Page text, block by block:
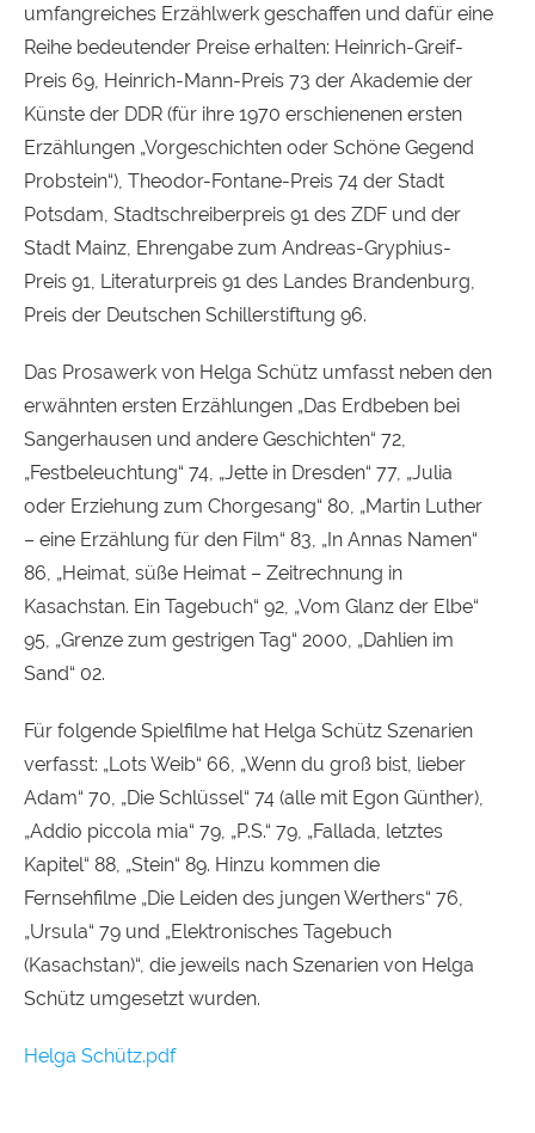
umfangreiches Erzählwerk geschaffen und dafür eine
Reihe bedeutender Preise erhalten: Heinrich-Greif-
Preis 69, Heinrich-Mann-Preis 73 der Akademie der
Künste der DDR (für ihre 1970 erschienenen ersten
Erzählungen „Vorgeschichten oder Schöne Gegend
Probstein“), Theodor-Fontane-Preis 74 der Stadt
Potsdam, Stadtschreiberpreis 91 des ZDF und der
Stadt Mainz, Ehrengabe zum Andreas-Gryphius-
Preis 91, Literaturpreis 91 des Landes Brandenburg,
Preis der Deutschen Schillerstiftung 96.
Das Prosawerk von Helga Schütz umfasst neben den
erwähnten ersten Erzählungen „Das Erdbeben bei
Sangerhausen und andere Geschichten“ 72,
„Festbeleuchtung“ 74, „Jette in Dresden“ 77, „Julia
oder Erziehung zum Chorgesang“ 80, „Martin Luther
– eine Erzählung für den Film“ 83, „In Annas Namen“
86, „Heimat, süße Heimat – Zeitrechnung in
Kasachstan. Ein Tagebuch“ 92, „Vom Glanz der Elbe“
95, „Grenze zum gestrigen Tag“ 2000, „Dahlien im
Sand“ 02.
Für folgende Spielfilme hat Helga Schütz Szenarien
verfasst: „Lots Weib“ 66, „Wenn du groß bist, lieber
Adam“ 70, „Die Schlüssel“ 74 (alle mit Egon Günther),
„Addio piccola mia“ 79, „P.S.“ 79, „Fallada, letztes
Kapitel“ 88, „Stein“ 89. Hinzu kommen die
Fernsehfilme „Die Leiden des jungen Werthers“ 76,
„Ursula“ 79 und „Elektronisches Tagebuch
(Kasachstan)“, die jeweils nach Szenarien von Helga
Schütz umgesetzt wurden.
Helga Schütz.pdf